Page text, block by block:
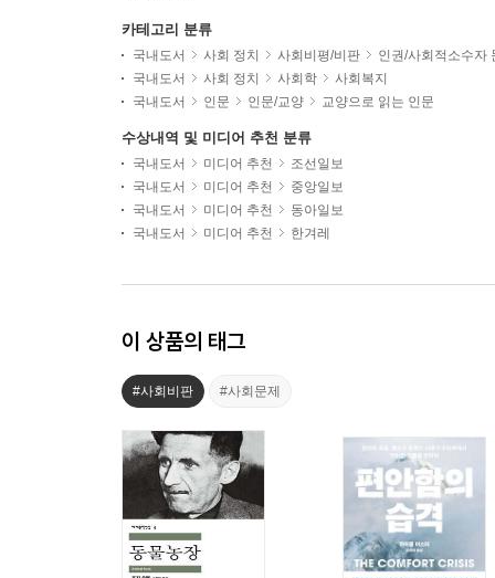
카테고리 분류
국내도서 사회 정치 사회비평/비판
인권/사회적소수자
국내도서
사회 정치 사회학
사회복지
국내도서
인문 인문/교양 교양으로 읽는 인문
수상내역 및 미디어 추천 분류
국내도서 미디어 추천
조선일보
국내도서
미디어 추천
중앙일보
국내도서
미디어 추천
동아일보
국내도서
미디어 추천 한겨레
이 상품의 태그
#사회비판 #사회문제